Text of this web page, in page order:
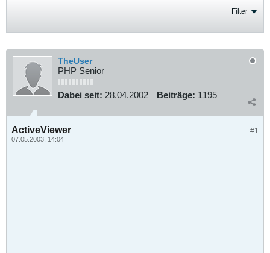
Filter
TheUser
PHP Senior
Dabei seit: 28.04.2002 Beiträge: 1195
#1
ActiveViewer
07.05.2003, 14:04